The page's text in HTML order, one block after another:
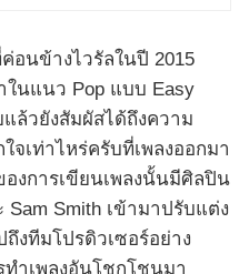
ค่อนข้างไวรัลในปี 2015
ในแนว Pop แบบ Easy
ล้วยังสัมผัสได้ถึงความ
จเท่าไหร่ครับที่เพลงออกมา
งการเขียนเพลงนั้นมีศิลปิน
Sam Smith เข้ามาปรับแต่ง
งทีมโปรดิวเซอร์อย่าง
ทำเพลงอันโชกโชนมา